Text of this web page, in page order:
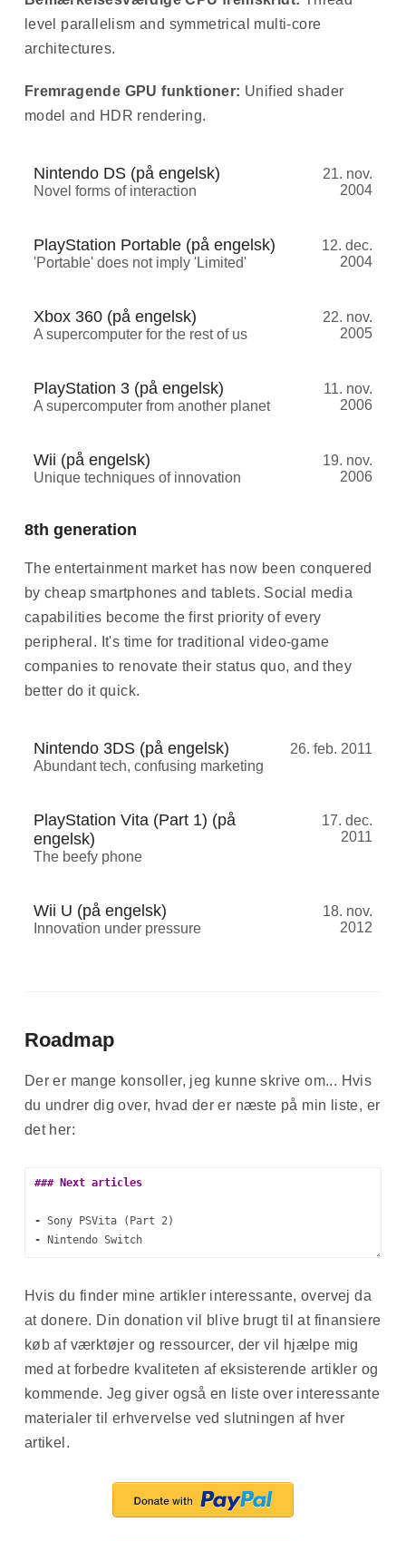
level parallelism and symmetrical multi-core
architectures.
Fremragende GPU funktioner: Unified shader
model and HDR rendering.
21. nov.
2004
Nintendo DS (på engelsk)
Novel forms of interaction
12. dec.
2004
PlayStation Portable (på engelsk)
'Portable' does not imply 'Limited'
22. nov.
2005
Xbox 360 (på engelsk)
A supercomputer for the rest of us
11. nov.
2006
PlayStation 3 (på engelsk)
A supercomputer from another planet
19. nov.
2006
Wii (på engelsk)
Unique techniques of innovation
8th generation
The entertainment market has now been conquered
by cheap smartphones and tablets. Social media
capabilities become the first priority of every
peripheral. It's time for traditional video-game
companies to renovate their status quo, and they
better do it quick.
26. feb. 2011
Nintendo 3DS (på engelsk)
Abundant tech, confusing marketing
17. dec.
2011
PlayStation Vita (Part 1) (på
engelsk)
The beefy phone
18. nov.
2012
Wii U (på engelsk)
Innovation under pressure
Roadmap
Der er mange konsoller, jeg kunne skrive om... Hvis
du undrer dig over, hvad der er næste på min liste, er
det her:
### Next articles
-
-
Nintendo Switch
-
Panasonic 3DO
-
WonderSwan
-
Mega Drive add-ons (MegaCD and 32x)
Hvis du finder mine artikler interessante, overvej da
at donere. Din donation vil blive brugt til at finansiere
køb af værktøjer og ressourcer, der vil hjælpe mig
med at forbedre kvaliteten af eksisterende artikler og
kommende. Jeg giver også en liste over interessante
materialer til erhvervelse ved slutningen af hver
artikel.